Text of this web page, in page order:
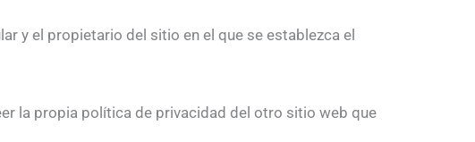
y el propietario del sitio en el que se establezca el
la propia política de privacidad del otro sitio web que